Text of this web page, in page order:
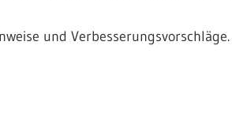
und Verbesserungsvorschläge.